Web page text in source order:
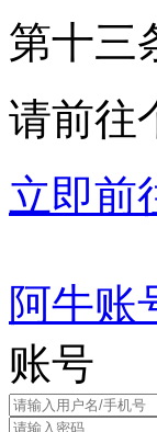
第十三
请前往
立即前
阿牛账
账号